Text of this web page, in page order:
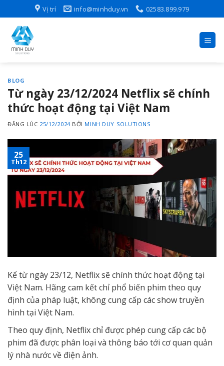
to
content
Vị trí info@minhduy.vn 02583.899.979
BLOG
Từ ngày 23/12/2024 Netflix sẽ chính
thức hoạt động tại Việt Nam
ĐĂNG LÚC 25/12/2024 BỞI MINH DUY SOLUTIONS
25
Th12
Kể từ ngày 23/12, Netflix sẽ chính thức hoạt động tại
Việt Nam. Hãng cam kết chỉ phổ biến phim theo quy
định của pháp luật, không cung cấp các show truyền
hình tại Việt Nam.
Theo quy định, Netflix chỉ được phép cung cấp các bộ
phim đã được phân loại và thông báo tới cơ quan quản
lý nhà nước về điện ảnh.